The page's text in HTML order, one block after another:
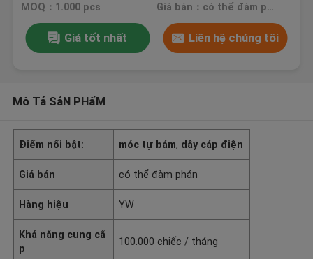
MOQ：1.000 pcs Giá bán：có thể đàm phán
Giá tốt nhất Liên hệ chúng tôi
Mô Tả SảN PHẩM
Điểm nổi bật: móc tự bám, dây cáp điện
Giá bán có thể đàm phán
Hàng hiệu YW
Khả năng cung cấ
p
100.000 chiếc / tháng